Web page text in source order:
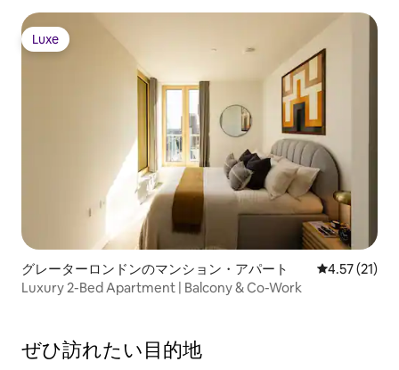
Luxe
Luxe
グレーターロンドンのマンション・アパート レビュー21
4.57 (21)
Luxury 2-Bed Apartment | Balcony & Co-Work
ぜひ訪⁠れ⁠た⁠い目⁠的⁠地